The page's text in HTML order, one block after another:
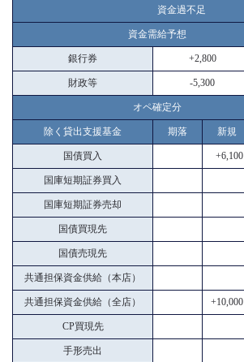
資金過不足
資金需給予想
銀行券 +2,800
財政等 -5,300
オペ確定分
除く貸出支援基金 期落 新規
国債買入 +6,100
国庫短期証券買入
国庫短期証券売却
国債買現先
国債売現先
共通担保資金供給（本店）
共通担保資金供給（全店） +10,000
CP買現先
手形売出